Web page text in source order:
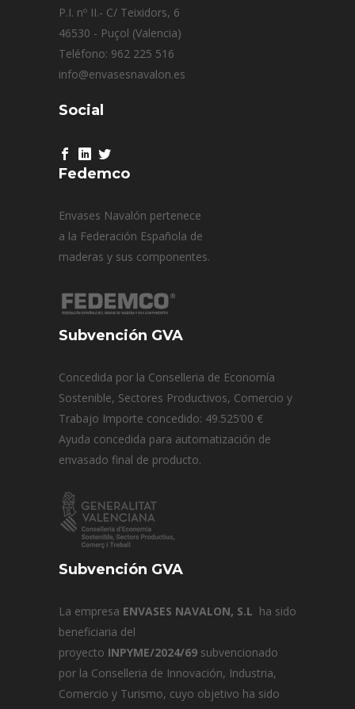
P.I. nº II.- C/ Teixidors, 6
46530 - Puçol (Valencia)
Teléfono: 962 225 516
info@envasesnavalon.es
Social
Fedemco
Envases Navalón pertenece
a la Federación Española de
maderas y sus componentes.
Subvención GVA
Concedida por la Conselleria de Economía
Sostenible, Sectores Productivos, Comercio y
Trabajo Importe concedido: 49.525’00 €
Ayuda concedida para automatización de
envasado final de producto.
Subvención GVA
La empresa ENVASES NAVALON, S.L ha sido
beneficiaria del
proyecto INPYME/2024/69 subvencionado
por la Conselleria de Innovación, Industria,
Comercio y Turismo, cuyo objetivo ha sido